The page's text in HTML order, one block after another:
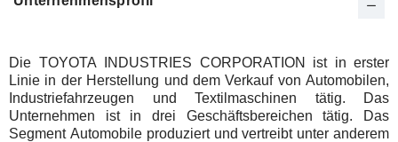
Die TOYOTA INDUSTRIES CORPORATION ist in erster
Linie in der Herstellung und dem Verkauf von Automobilen,
Industriefahrzeugen und Textilmaschinen tätig. Das
Unternehmen ist in drei Geschäftsbereichen tätig. Das
Segment Automobile produziert und vertreibt unter anderem